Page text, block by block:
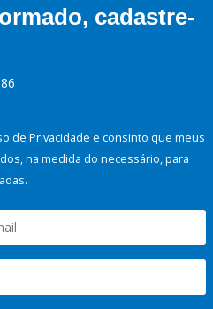
cadastre-
de Privacidade e consinto que meus
na medida do necessário, para